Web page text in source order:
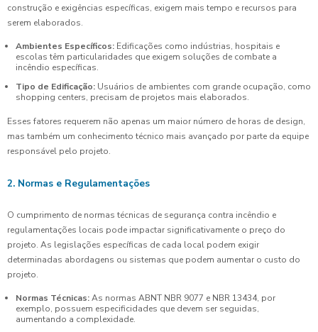
construção e exigências específicas, exigem mais tempo e recursos para
serem elaborados.
Ambientes Específicos: Edificações como indústrias, hospitais e
escolas têm particularidades que exigem soluções de combate a
incêndio específicas.
Tipo de Edificação: Usuários de ambientes com grande ocupação, como
shopping centers, precisam de projetos mais elaborados.
Esses fatores requerem não apenas um maior número de horas de design,
mas também um conhecimento técnico mais avançado por parte da equipe
responsável pelo projeto.
2. Normas e Regulamentações
O cumprimento de normas técnicas de segurança contra incêndio e
regulamentações locais pode impactar significativamente o preço do
projeto. As legislações específicas de cada local podem exigir
determinadas abordagens ou sistemas que podem aumentar o custo do
projeto.
Normas Técnicas:As normas ABNT NBR 9077 e NBR 13434, por
exemplo, possuem especificidades que devem ser seguidas,
aumentando a complexidade.